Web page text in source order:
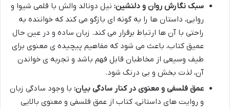
سبک نگارش روان و دلنشین: نیل دونالد والش با قلمی شیوا و
روایی، داستان ها را به گونه ای بازگو می کند که خواننده به
راحتی با آن ها ارتباط برقرار می کند. زبان ساده و در عین حال
عمیق کتاب، باعث می شود که مفاهیم پیچیده ی معنوی برای
طیف وسیعی از مخاطبان قابل فهم باشد و تجربه ی خواندن
آن، لذت بخش و بی درنگ شود.
عمق فلسفی و معنوی در کنار سادگی بیان: با وجود سادگی زبان
و روایت های داستانی، کتاب از عمق فلسفی و معنوی بالایی